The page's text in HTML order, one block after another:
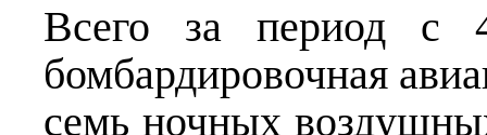
Всего за период
бомбардировочная
семь ночных